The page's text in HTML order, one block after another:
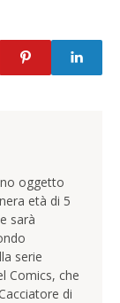
oggetto
età di 5
sarà
serie
Comics, che
di